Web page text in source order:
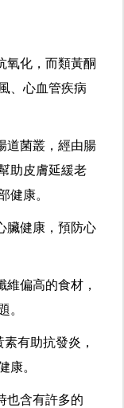
氧化，而類黃酮
、心血管疾病
道菌叢，經由腸
助皮膚延緩老
健康。
臟健康，預防心
偏高的食材，
。
有助抗發炎，
康。
也含有許多的